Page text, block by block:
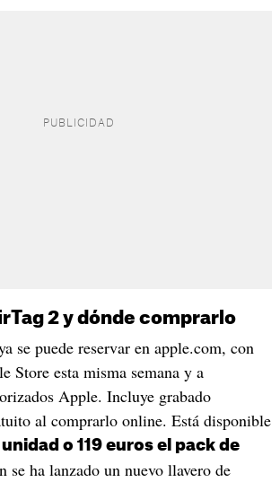
2 y dónde comprarlo
se puede reservar en apple.com, con
Store esta misma semana y a
Apple. Incluye grabado
al comprarlo online. Está disponible
o 119 euros el pack de
se ha lanzado un nuevo llavero de